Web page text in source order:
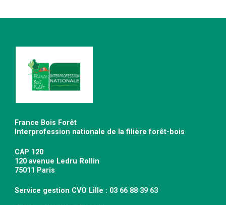
France Bois Forêt
Interprofession nationale de la filière forêt-bois
CAP 120
120 avenue Ledru Rollin
75011 Paris
Service gestion CVO Lille : 03 66 88 39 63